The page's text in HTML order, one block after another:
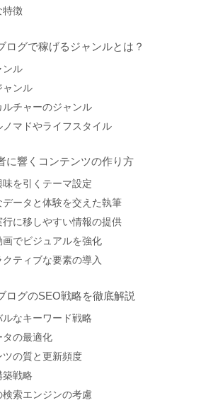
特徴
ログで稼げるジャンルとは？
ンル
ャンル
ルチャーのジャンル
ノマドやライフスタイル
に響くコンテンツの作り方
味を引くテーマ設定
データと体験を交えた執筆
行に移しやすい情報の提供
画でビジュアルを強化
クティブな要素の導入
ログのSEO戦略を徹底解説
ルなキーワード戦略
タの最適化
ツの質と更新頻度
築戦略
検索エンジンの考慮